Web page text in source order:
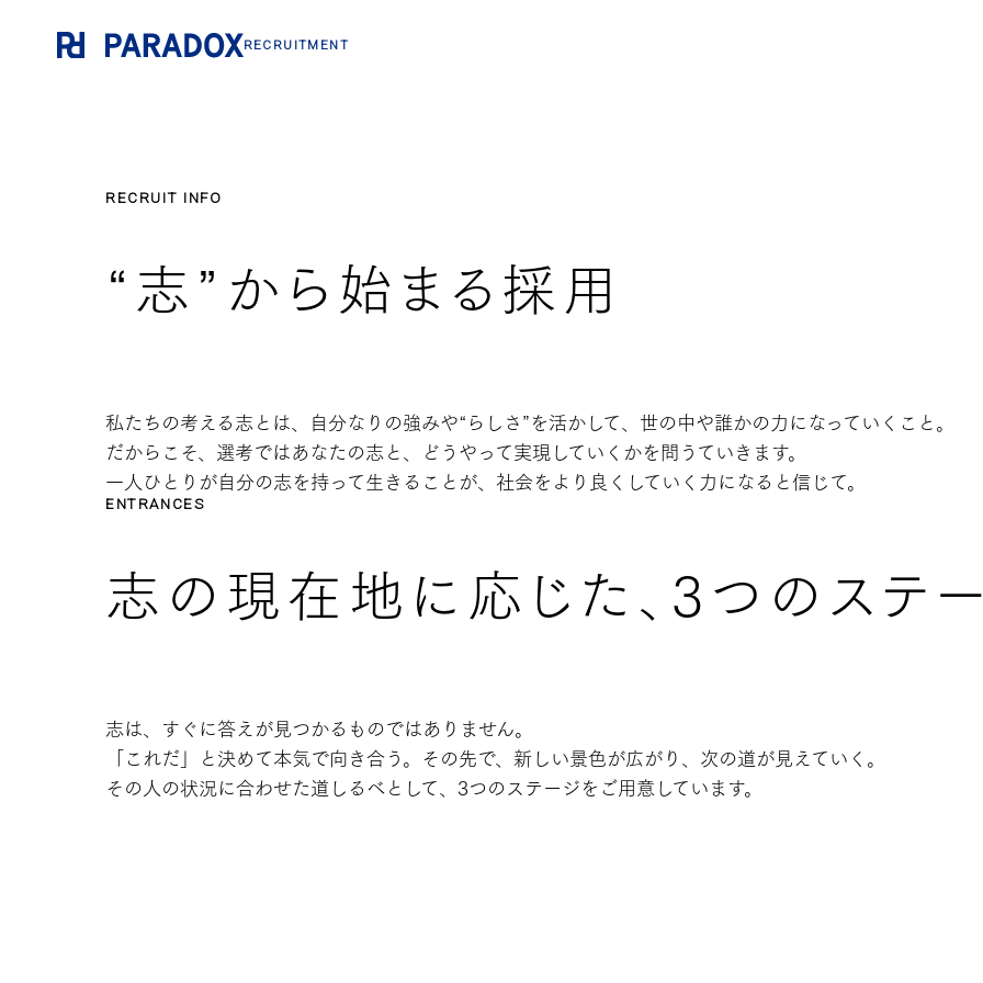
RECRUITMENT
RECRUIT INFO
“志”から始まる採用
私たちの考える志とは、 自分なりの強みや“らしさ”を活かして、 世の中や誰かの力になっていくこと。
だからこそ、選考ではあなたの志と、
どうやって実現していくかを問うていきます。
一人ひとりが自分の志を持って生きることが、 社会をより良くしていく力になると信じて。
ENTRANCES
志の現在地に応じた、 3つのステ
志は、すぐに答えが見つかるものではありません。
「これだ」と決めて本気で向き合う。 その先で、新しい景色が広がり、 次の道が見えていく。
その人の状況に合わせた道しるべとして、 3つのステージをご用意しています。